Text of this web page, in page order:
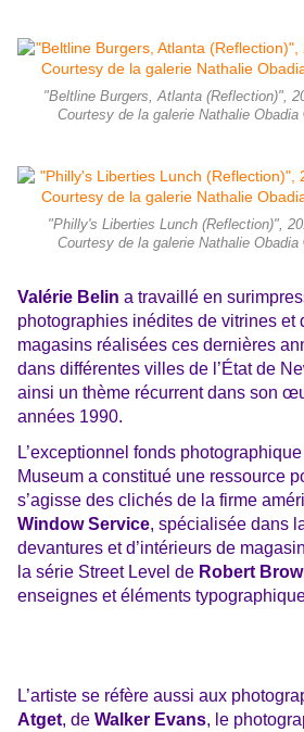
"Beltline Burgers, Atlanta (Reflection)",
Courtesy de la galerie Nathalie
"Philly's Liberties Lunch (Reflection)",
Courtesy de la galerie Nathalie
Valérie Belin a travaillé en
photographies inédites de vitrines et
magasins réalisées ces dernières
dans différentes villes de l’État de
ainsi un thème récurrent dans son
années 1990.
L’exceptionnel fonds
Museum a constitué une ressource
s’agisse des clichés de la firme
Window Service, spécialisée dans
devantures et d’intérieurs de
la série Street Level de Robert
enseignes et éléments
L’artiste se réfère aussi aux
Atget, de Walker Evans, le